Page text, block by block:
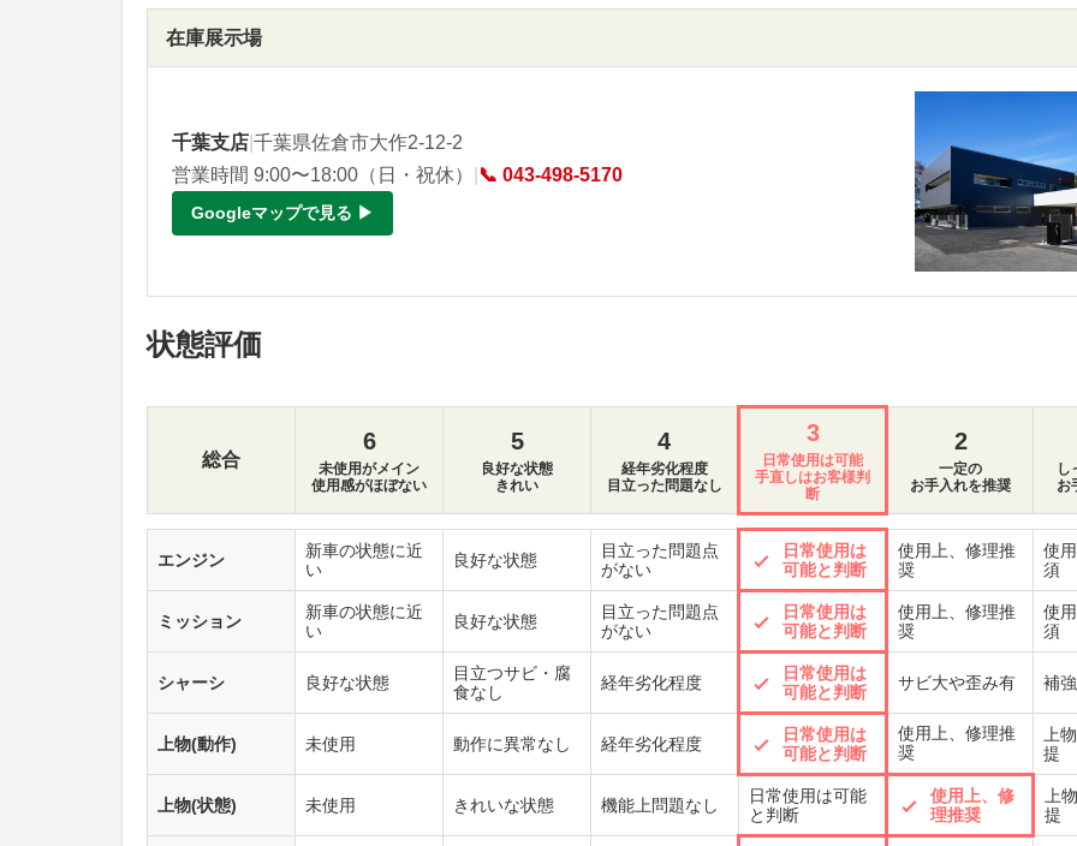
在庫展示場
千葉支店 千葉県佐倉市大作2-12-2
営業時間 9:00〜18:00（日・祝休）
📞 043-498-5170
Googleマップで見る ▶
状態評価
総合
6
未使用がメイン
使用感がほぼない
5
良好な状態
きれい
4
経年劣化程度
目立った問題なし
3
日常使用は可能
手直しはお客様判
断
2
一定の
お手入れを推奨
し
お
エンジン
新車の状態に近
い
良好な状態
目立った問題点
がない
日常使用は
可能と判断
使用上、修理推
奨
使
須
ミッション
新車の状態に近
い
良好な状態
目立った問題点
がない
日常使用は
可能と判断
使用上、修理推
奨
使
須
シャーシ 良好な状態
目立つサビ・腐
食なし
経年劣化程度
日常使用は
可能と判断
サビ大や歪み有 補
上物(動作) 未使用 動作に異常なし 経年劣化程度
日常使用は
可能と判断
使用上、修理推
奨
上
提
上物(状態) 未使用 きれいな状態 機能上問題なし
日常使用は可能
と判断
使用上、修
理推奨
上
提